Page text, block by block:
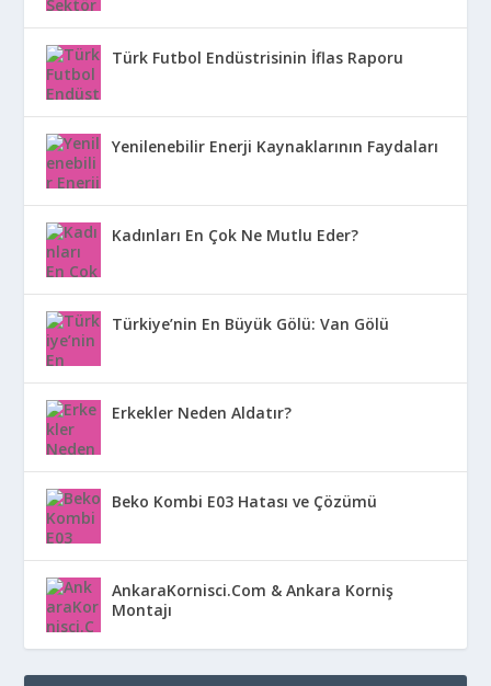
Türk Futbol Endüstrisinin İflas Raporu
Yenilenebilir Enerji Kaynaklarının Faydaları
Kadınları En Çok Ne Mutlu Eder?
Türkiye’nin En Büyük Gölü: Van Gölü
Erkekler Neden Aldatır?
Beko Kombi E03 Hatası ve Çözümü
AnkaraKornisci.Com & Ankara Korniş
Montajı